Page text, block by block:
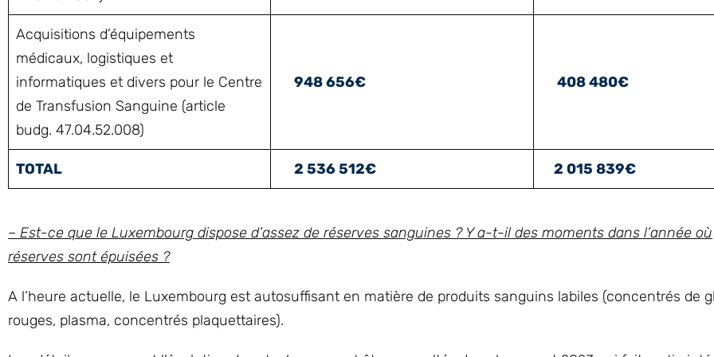
Acquisitions d’équipements
médicaux, logistiques et
informatiques et divers pour le Centre
de Transfusion Sanguine (article
budg. 47.04.52.008)
948 656€ 408 480€
TOTAL 2 536 512€ 2 015 839€
– Est-ce que le Luxembourg dispose d’assez de réserves sanguines ? Y a-t-il des moments dans l’année où
réserves sont épuisées ?
A l’heure actuelle, le Luxembourg est autosuffisant en matière de produits sanguins labiles (concentrés de
rouges, plasma, concentrés plaquettaires).